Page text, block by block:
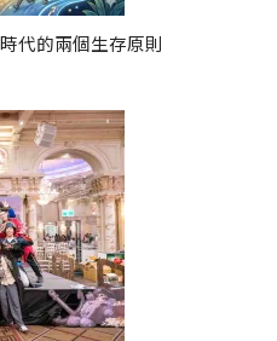
代的兩個生存原則